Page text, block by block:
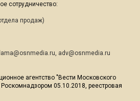
сотрудничество:
продаж)
, adv@osnmedia.ru
агентство "Вести Московского
Роскомнадзором 05.10.2018, реестровая